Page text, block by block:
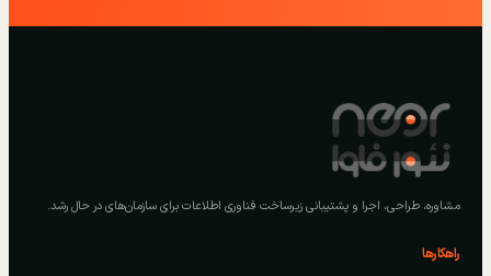
مشاوره، طراحی، اجرا و پشتیبانی زیرساخت فناوری اطلاعات برای سازمان‌های در حال رشد.
راهکارها